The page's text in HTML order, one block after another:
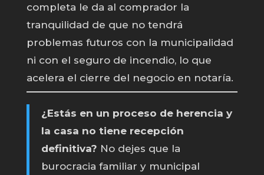
completa le da al comprador la
tranquilidad de que no tendrá
problemas futuros con la municipalidad
ni con el seguro de incendio, lo que
acelera el cierre del negocio en notaría.
¿Estás en un proceso de herencia y
la casa no tiene recepción
definitiva? No dejes que la
burocracia familiar y municipal